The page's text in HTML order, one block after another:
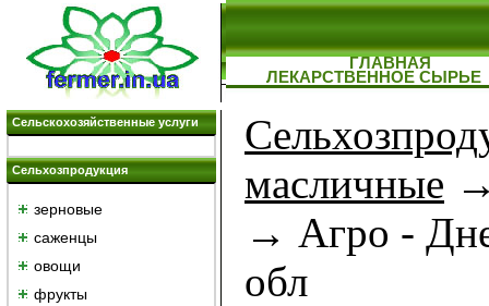
ГЛАВНАЯ
ЛЕКАРСТВЕННОЕ СЫРЬЕ
Сельскохозяйственные услуги
Сельхозпродукция
зерновые
саженцы
овощи
фрукты
масличные
→ Агро -
обл